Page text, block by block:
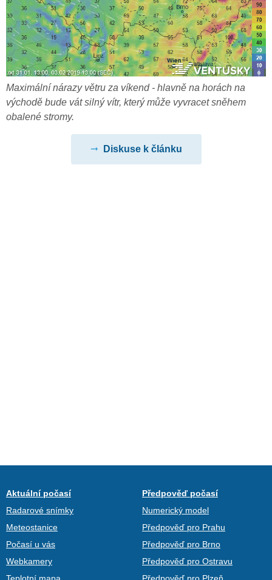
Maximální nárazy větru za víkend - hlavně na horách na
východě bude vát silný vítr, který může vyvracet sněhem
obalené stromy.
Diskuse k článku
Aktuální počasí
Radarové snímky
Meteostanice
Počasí u vás
Webkamery
Teplotní mapa
Předpověď počasí
Numerický model
Předpověď pro Prahu
Předpověď pro Brno
Předpověď pro Ostravu
Předpověď pro Plzeň